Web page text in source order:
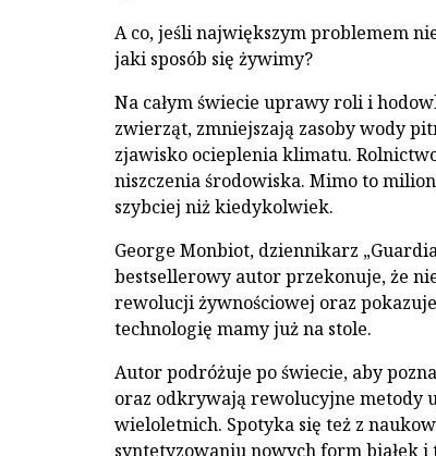
A co, jeśli największym problemem
jaki sposób się żywimy?
Na całym świecie uprawy roli i
zwierząt, zmniejszają zasoby wody
zjawisko ocieplenia klimatu.
niszczenia środowiska. Mimo to
szybciej niż kiedykolwiek.
George Monbiot, dziennikarz
bestsellerowy autor przekonuje, że
rewolucji żywnościowej oraz
technologię mamy już na stole.
Autor podróżuje po świecie, aby
oraz odkrywają rewolucyjne metody
wieloletnich. Spotyka się też z
syntetyzowaniu nowych form białek